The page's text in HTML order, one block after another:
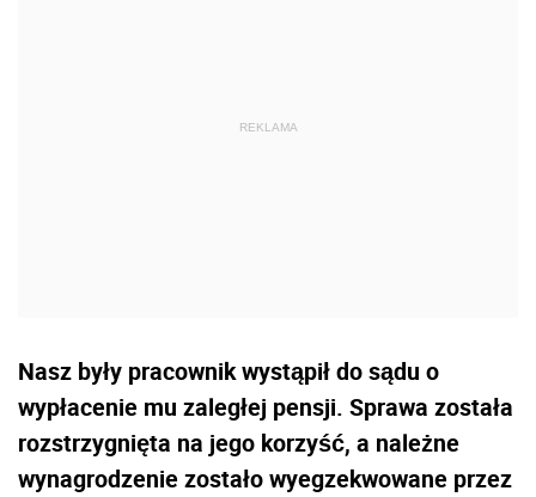
Nasz były pracownik wystąpił do sądu o
wypłacenie mu zaległej pensji. Sprawa została
rozstrzygnięta na jego korzyść, a należne
wynagrodzenie zostało wyegzekwowane przez